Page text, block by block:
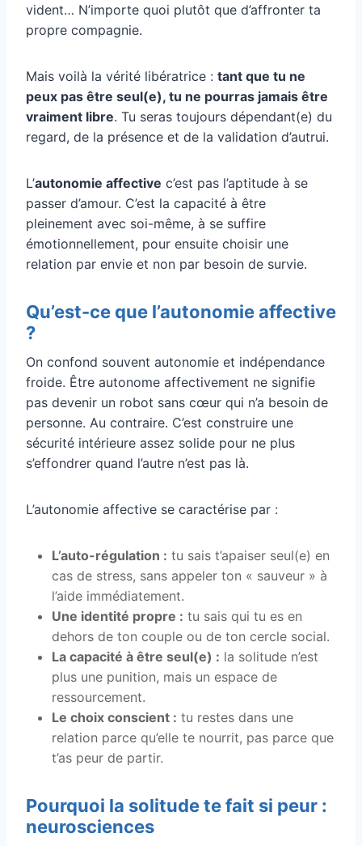
vident… N’importe quoi plutôt que d’affronter ta
propre compagnie.
Mais voilà la vérité libératrice : tant que tu ne
peux pas être seul(e), tu ne pourras jamais être
vraiment libre. Tu seras toujours dépendant(e) du
regard, de la présence et de la validation d’autrui.
L’autonomie affective c’est pas l’aptitude à se
passer d’amour. C’est la capacité à être
pleinement avec soi-même, à se suffire
émotionnellement, pour ensuite choisir une
relation par envie et non par besoin de survie.
Qu’est-ce que l’autonomie affective
?
On confond souvent autonomie et indépendance
froide. Être autonome affectivement ne signifie
pas devenir un robot sans cœur qui n’a besoin de
personne. Au contraire. C’est construire une
sécurité intérieure assez solide pour ne plus
s’effondrer quand l’autre n’est pas là.
L’autonomie affective se caractérise par :
L’auto-régulation : tu sais t’apaiser seul(e) en
cas de stress, sans appeler ton « sauveur » à
l’aide immédiatement.
Une identité propre : tu sais qui tu es en
dehors de ton couple ou de ton cercle social.
La capacité à être seul(e) : la solitude n’est
plus une punition, mais un espace de
ressourcement.
Le choix conscient : tu restes dans une
relation parce qu’elle te nourrit, pas parce que
t’as peur de partir.
Pourquoi la solitude te fait si peur :
neurosciences